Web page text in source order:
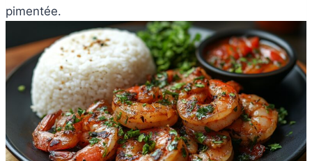
pimentée.